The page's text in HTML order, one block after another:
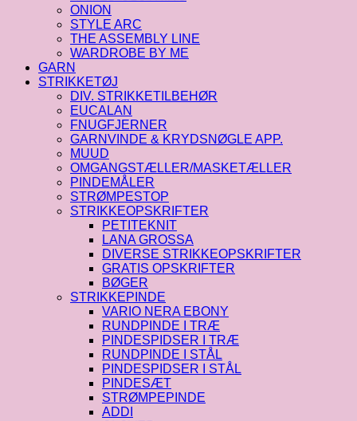
ONION
STYLE ARC
THE ASSEMBLY LINE
WARDROBE BY ME
GARN
STRIKKETØJ
DIV. STRIKKETILBEHØR
EUCALAN
FNUGFJERNER
GARNVINDE & KRYDSNØGLE APP.
MUUD
OMGANGSTÆLLER/MASKETÆLLER
PINDEMÅLER
STRØMPESTOP
STRIKKEOPSKRIFTER
PETITEKNIT
LANA GROSSA
DIVERSE STRIKKEOPSKRIFTER
GRATIS OPSKRIFTER
BØGER
STRIKKEPINDE
VARIO NERA EBONY
RUNDPINDE I TRÆ
PINDESPIDSER I TRÆ
RUNDPINDE I STÅL
PINDESPIDSER I STÅL
PINDESÆT
STRØMPEPINDE
ADDI